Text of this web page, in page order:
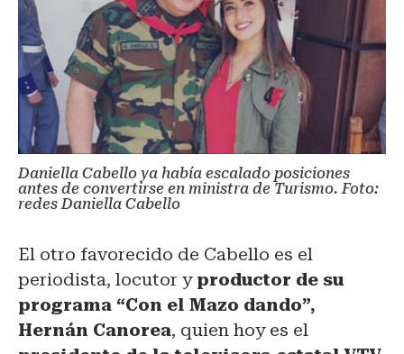
Daniella Cabello ya había escalado posiciones
antes de convertirse en ministra de Turismo. Foto:
redes Daniella Cabello
El otro favorecido de Cabello es el
periodista, locutor y productor de su
programa “Con el Mazo dando”,
Hernán Canorea, quien hoy es el